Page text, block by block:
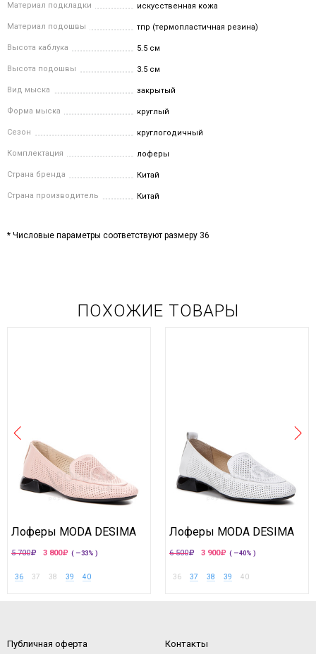
Материал подкладки искусственная кожа
Материал подошвы тпр (термопластичная резина)
Высота каблука 5.5 см
Высота подошвы 3.5 см
Вид мыска закрытый
Форма мыска круглый
Сезон круглогодичный
Комплектация лоферы
Страна бренда Китай
Страна производитель Китай
* Числовые параметры соответствуют размеру 36
ПОХОЖИЕ ТОВАРЫ
Лоферы MODA DESIMA
5 700 3 800 ( —33% )
36 37 38 39 40
Лоферы MODA DESIMA
6 500 3 900 ( —40% )
36 37 38 39 40
Публичная оферта Контакты